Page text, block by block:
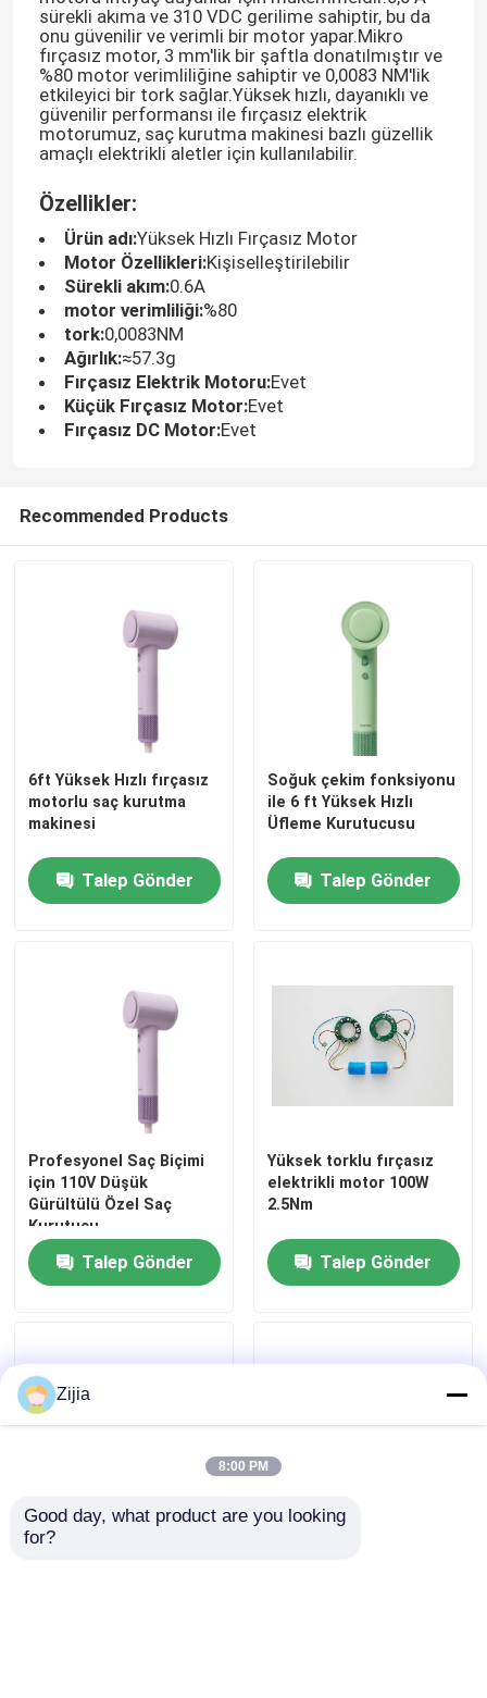
sürekli akıma ve 310 VDC gerilime sahiptir, bu da
onu güvenilir ve verimli bir motor yapar.Mikro
fırçasız motor, 3 mm'lik bir şaftla donatılmıştır ve
%80 motor verimliliğine sahiptir ve 0,0083 NM'lik
etkileyici bir tork sağlar.Yüksek hızlı, dayanıklı ve
güvenilir performansı ile fırçasız elektrik
motorumuz, saç kurutma makinesi bazlı güzellik
amaçlı elektrikli aletler için kullanılabilir.
Özellikler:
Ürün adı:Yüksek Hızlı Fırçasız Motor
Motor Özellikleri:Kişiselleştirilebilir
Sürekli akım:0.6A
motor verimliliği:%80
tork:0,0083NM
Ağırlık:≈57.3g
Fırçasız Elektrik Motoru:Evet
Küçük Fırçasız Motor:Evet
Fırçasız DC Motor:Evet
Recommended Products
6ft Yüksek Hızlı fırçasız
motorlu saç kurutma
makinesi
Talep Gönder
Soğuk çekim fonksiyonu
ile 6 ft Yüksek Hızlı
Üfleme Kurutucusu
Talep Gönder
Profesyonel Saç Biçimi
için 110V Düşük
Gürültülü Özel Saç
Kurutucu
Talep Gönder
Yüksek torklu fırçasız
elektrikli motor 100W
2.5Nm
Talep Gönder
100W 24V DC fırçasız
Zijia
8:00 PM
Good day, what product are you looking
for?